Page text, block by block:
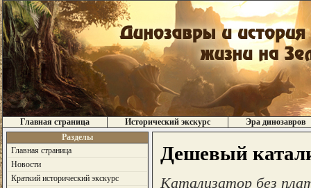
Главная страница Исторический экскурс
Эра динозавров
Разделы
Главная страница
Новости
Краткий исторический экскурс
Дешевый
Катализатор без